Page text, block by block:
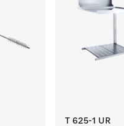
T 625-1 UR